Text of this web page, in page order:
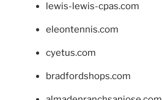
lewis-lewis-cpas.com
eleontennis.com
cyetus.com
bradfordshops.com